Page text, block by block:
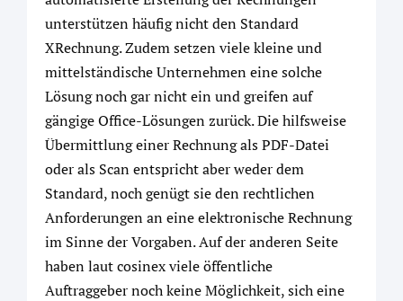
unterstützen häufig nicht den Standard
XRechnung. Zudem setzen viele kleine und
mittelständische Unternehmen eine solche
Lösung noch gar nicht ein und greifen auf
gängige Office-Lösungen zurück. Die hilfsweise
Übermittlung einer Rechnung als PDF-Datei
oder als Scan entspricht aber weder dem
Standard, noch genügt sie den rechtlichen
Anforderungen an eine elektronische Rechnung
im Sinne der Vorgaben. Auf der anderen Seite
haben laut cosinex viele öffentliche
Auftraggeber noch keine Möglichkeit, sich eine